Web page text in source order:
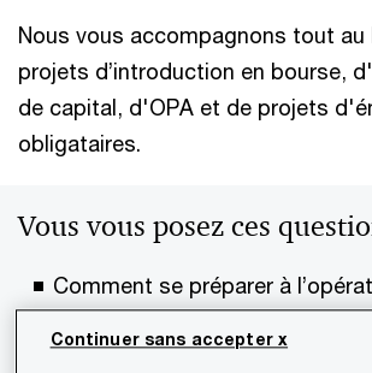
Nous vous accompagnons tout au
projets d’introduction en bourse,
de capital, d'OPA et de projets
obligataires.
Vous vous posez ces
Comment se préparer à
Quelles sont les grandes étapes
Continuer sans accepter x